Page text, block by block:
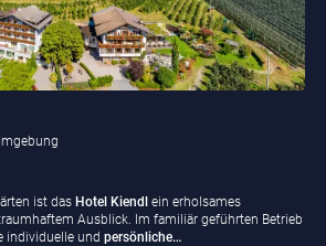
ist das Hotel Kiendl ein erholsames
Ausblick. Im familiär geführten Betrieb
individuelle und persönliche…